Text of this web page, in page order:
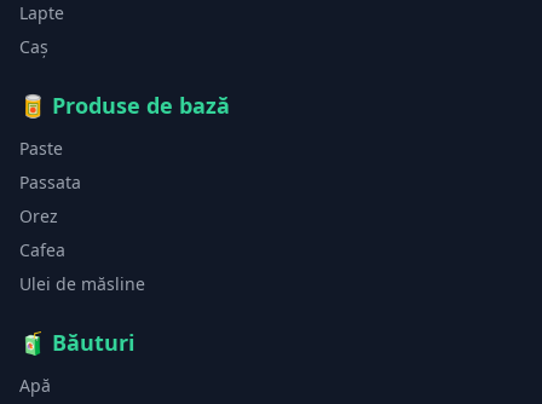
Lapte
Caș
🥫 Produse de bază
Paste
Passata
Orez
Cafea
Ulei de măsline
🧃 Băuturi
Apă